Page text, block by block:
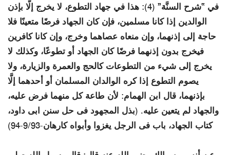
في “شرح السنَّة” (4): هذا في جهاد التطوع، لا يخرج إلَّا بإذن
الوالدين إذا كانا مسلمين، فإن كان الجهاد فرضًا متعينًا فلا
حاجة إلى إذنهما، وإن منعاه عصاهما وخرج، وإن كانا كافرين
فيخرج بدون إذنهما فرضًا كان الجهاد أو تطوعًا، وكذلك لا
يخرج إلى شيء من التطوعات كالحج والعمرة والزيارة، ولا
يصوم التطوع إذا كره الوالدان المسلمان أو أحدهما إلَّا
بإذنهما، قال ابن الهمام: لأن طاعة كل منهما فرض عليه،
والجهاد لم يتعين عليه. (بذل المجهود فى حل سنن ابى داود،
كتاب الجهاد، باب فى الرجل يغزوا وأبواه كارهان-9/93-94)